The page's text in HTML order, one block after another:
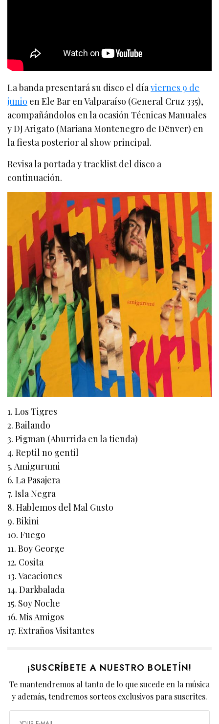
La banda presentará su disco el díaviernes 9 de
junio en Ele Bar en Valparaíso (General Cruz 335),
acompañándolos en la ocasión Técnicas Manuales
y DJ Arigato (Mariana Montenegro de Dënver) en
la fiesta posterior al show principal.
Revisa la portada y tracklist del disco a
continuación.
1. Los Tigres
2. Bailando
3. Pigman (Aburrida en la tienda)
4. Reptil no gentil
5. Amigurumi
6. La Pasajera
7. Isla Negra
8. Hablemos del Mal Gusto
9. Bikini
10. Fuego
11. Boy George
12. Cosita
13. Vacaciones
14. Darkbalada
15. Soy Noche
16. Mis Amigos
17. Extraños Visitantes
¡SUSCRÍBETE A NUESTRO BOLETÍN!
Te mantendremos al tanto de lo que sucede en la música
y además, tendremos sorteos exclusivos para suscrites.